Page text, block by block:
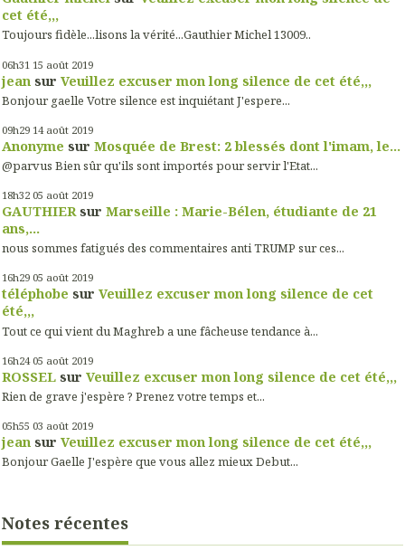
cet été,,,
Toujours fidèle...lisons la vérité...Gauthier Michel 13009..
06h31 15 août 2019
jean sur Veuillez excuser mon long silence de cet été,,,
Bonjour gaelle Votre silence est inquiétant J'espere...
09h29 14 août 2019
Anonyme sur Mosquée de Brest: 2 blessés dont l'imam, le...
@parvus Bien sûr qu'ils sont importés pour servir l'Etat...
18h32 05 août 2019
GAUTHIERsur Marseille : Marie-Bélen, étudiante de 21
ans,...
nous sommes fatigués des commentaires anti TRUMP sur ces...
16h29 05 août 2019
téléphobe sur Veuillez excuser mon long silence de cet
été,,,
Tout ce qui vient du Maghreb a une fâcheuse tendance à...
16h24 05 août 2019
ROSSEL sur Veuillez excuser mon long silence de cet été,,,
Rien de grave j'espère ? Prenez votre temps et...
05h55 03 août 2019
jean sur Veuillez excuser mon long silence de cet été,,,
Bonjour Gaelle J'espère que vous allez mieux Debut...
Notes récentes